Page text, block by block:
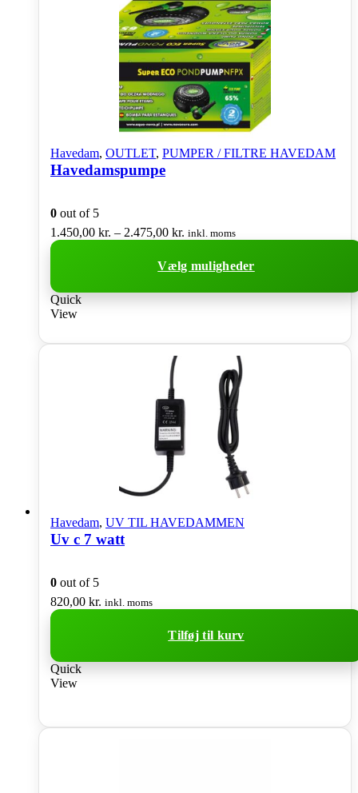
Havedam, OUTLET, PUMPER / FILTRE HAVEDAM
Havedamspumpe
0 out of 5
1.450,00 kr. – 2.475,00 kr. Prisinterval:
til
2.475,00 kr.
inkl. moms
Vælg muligheder
Dette
vare
flere
Quick
View
Havedam, UV TIL HAVEDAMMEN
Uv c 7 watt
0 out of 5
820,00 kr. inkl. moms
Tilføj til kurv
Quick
View